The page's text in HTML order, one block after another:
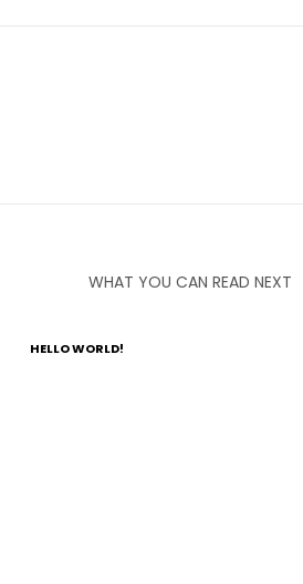
WHAT YOU CAN READ NEXT
HELLO WORLD!